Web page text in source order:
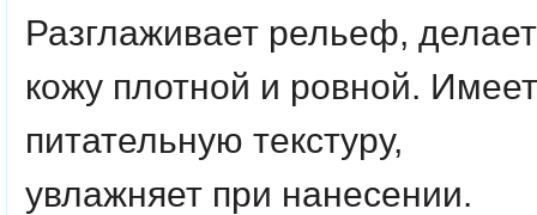
Разглаживает рельеф, делает
кожу плотной и ровной. Имеет
питательную текстуру,
увлажняет при нанесении.